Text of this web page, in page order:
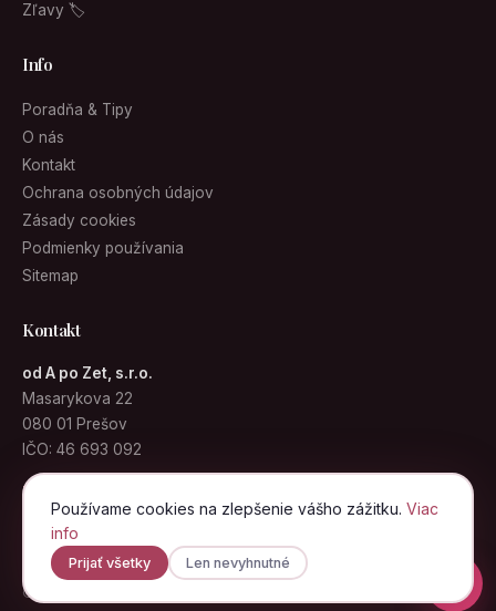
Používame cookies na zlepšenie vášho zážitku. Viac
info
Prijať všetky Len nevyhnutné
Zľavy 🏷
Info
Poradňa & Tipy
O nás
Kontakt
Ochrana osobných údajov
Zásady cookies
Podmienky používania
Sitemap
Kontakt
od A po Zet, s.r.o.
Masarykova 22
080 01 Prešov
IČO: 46 693 092
info@kabelky.sk
© 2026 Kabelky.sk · od A po Zet, s.r.o. · Všetky práva vyhradené